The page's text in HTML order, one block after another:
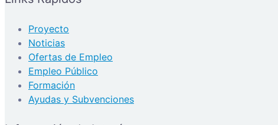
Proyecto
Noticias
Ofertas de Empleo
Empleo Público
Formación
Ayudas y Subvenciones